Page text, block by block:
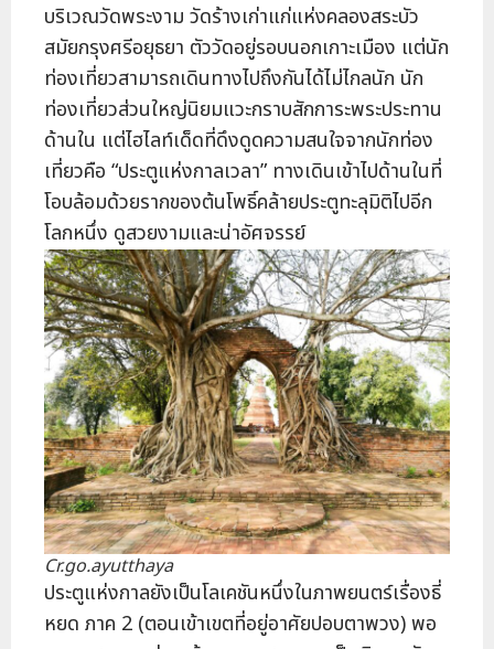
บริเวณวัดพระงาม วัดร้างเก่าแก่แห่งคลองสระบัว
สมัยกรุงศรีอยุธยา ตัววัดอยู่รอบนอกเกาะเมือง แต่นัก
ท่องเที่ยวสามารถเดินทางไปถึงกันได้ไม่ไกลนัก นัก
ท่องเที่ยวส่วนใหญ่นิยมแวะกราบสักการะพระประทาน
ด้านใน แต่ไฮไลท์เด็ดที่ดึงดูดความสนใจจากนักท่อง
เที่ยวคือ “ประตูแห่งกาลเวลา” ทางเดินเข้าไปด้านในที่
โอบล้อมด้วยรากของต้นโพธิ์คล้ายประตูทะลุมิติไปอีก
โลกหนึ่ง ดูสวยงามและน่าอัศจรรย์
Cr.go.ayutthaya
ประตูแห่งกาลยังเป็นโลเคชันหนึ่งในภาพยนตร์เรื่องธี่
หยด ภาค 2 (ตอนเข้าเขตที่อยู่อาศัยปอบตาพวง) พอ